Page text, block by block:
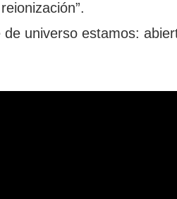
de universo estamos: